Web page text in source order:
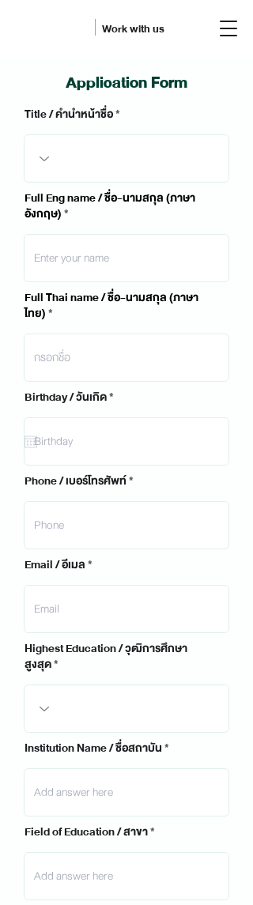
Work with us
Application Form
Title / คำนำหน้าชื่อ
Full Eng name / ชื่อ-นามสกุล (ภาษา
อังกฤษ)
Full Thai name / ชื่อ-นามสกุล (ภาษา
ไทย)
Birthday / วันเกิด*
e
i
r
e
d
Phone / เบอร์โทรศัพท์
Email / อีเมล
Highest Education / วุฒิการศึกษา
สูงสุด
Institution Name / ชื่อสถาบัน
Field of Education / สาขา